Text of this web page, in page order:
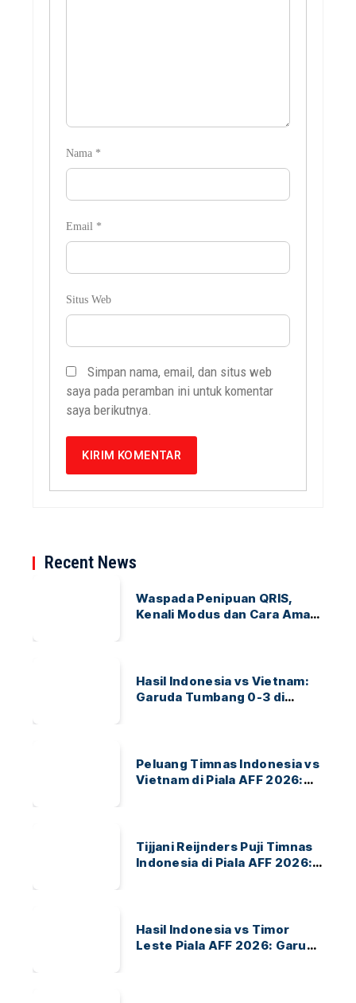
Nama *
Email *
Situs Web
Simpan nama, email, dan situs web
saya pada peramban ini untuk komentar
saya berikutnya.
Recent News
Waspada Penipuan QRIS,
Kenali Modus dan Cara Aman
Hasil Indonesia vs Vietnam:
Garuda Tumbang 0-3 di
Peluang Timnas Indonesia vs
Vietnam di Piala AFF 2026:
Tijjani Reijnders Puji Timnas
Indonesia di Piala AFF 2026:
Hasil Indonesia vs Timor
Leste Piala AFF 2026: Garuda